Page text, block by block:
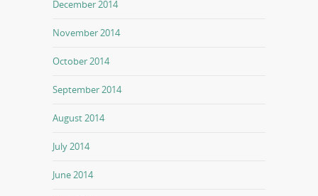
December 2014
November 2014
October 2014
September 2014
August 2014
July 2014
June 2014